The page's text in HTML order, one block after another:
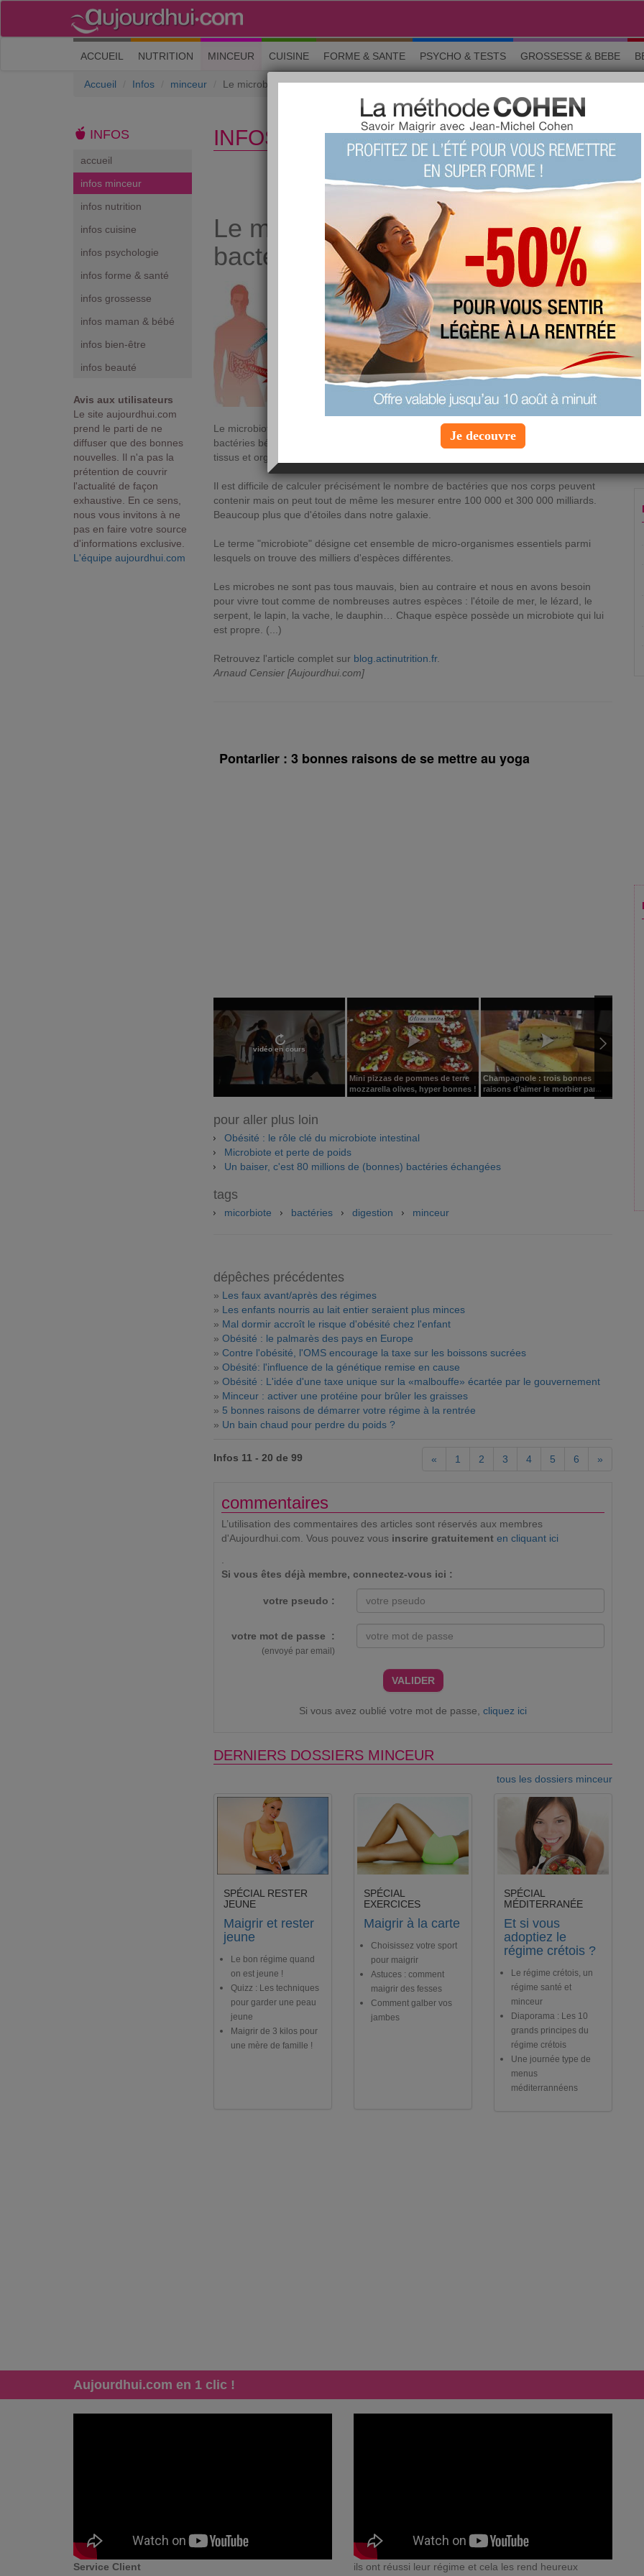
ACCUEIL (current)
NUTRITION MINCEUR CUISINE FORME & SANTE PSYCHO & TESTS GROSSESSE & BEBE
Accueil Infos minceur Le microbiotes : vive les bonnes bactéries
INFOS
accueil
infos minceur
infos nutrition
infos cuisine
infos psychologie
infos forme & santé
infos grossesse
infos maman & bébé
infos bien-être
infos beauté
Avis aux utilisateurs
Le site aujourdhui.com
prend le parti de ne
diffuser que des bonnes
nouvelles. Il n'a pas la
prétention de couvrir
l'actualité de façon
exhaustive. En ce sens,
nous vous invitons à ne
pas en faire votre source
d'informations exclusive.
L'équipe aujourdhui.com
INFOS MINCEUR
Le microbiotes : vive les bonnes
bactéries
Il existe en nous un organe informe, composé
non pas d'unités cellulaires mais de….
bactéries. Et la "santé" de ces bactéries est
indispensable à notre équilibre et à notre bien-
être quotidien.
Jeudi 16 novembre 2017 à 12:25 |Info
Minceur
Le microbiote d'un individu représente plus de 30 000 milliards de bactéries. Ces
bactéries bénéfiques sont plus nombreuses que les cellules. Leur organisation en
tissus et organes et collabore avec d'autres bactéries, 10 fois plus nombreuses.
Il est difficile de calculer précisément le nombre de bactéries que nos corps peuvent
contenir mais on peut tout de même les mesurer entre 100 000 et 300 000 milliards.
Beaucoup plus que d'étoiles dans notre galaxie.
Le terme "microbiote" désigne cet ensemble de micro-organismes essentiels parmi
lesquels on trouve des milliers d'espèces différentes.
Les microbes ne sont pas tous mauvais, bien au contraire et nous en avons besoin
pour vivre tout comme de nombreuses autres espèces : l'étoile de mer, le lézard, le
serpent, le lapin, la vache, le dauphin… Chaque espèce possède un microbiote qui lui
est propre. (...)
Retrouvez l'article complet sur blog.actinutrition.fr.
Arnaud Censier [Aujourdhui.com]
Pontarlier : 3 bonnes raisons de se mettre au yoga
vidéo en cours
Mini pizzas de pommes de terre
mozzarella olives, hyper bonnes !
Champagnole : trois bonnes
raisons d’aimer le morbier par...
pour aller plus loin
Obésité : le rôle clé du microbiote intestinal
Microbiote et perte de poids
Un baiser, c'est 80 millions de (bonnes) bactéries échangées
tags
micorbiote bactéries digestion minceur
dépêches précédentes
» Les faux avant/après des régimes
» Les enfants nourris au lait entier seraient plus minces
» Mal dormir accroît le risque d'obésité chez l'enfant
» Obésité : le palmarès des pays en Europe
» Contre l'obésité, l'OMS encourage la taxe sur les boissons sucrées
» Obésité: l'influence de la génétique remise en cause
» Obésité : L'idée d'une taxe unique sur la «malbouffe» écartée par le gouvernement
» Minceur : activer une protéine pour brûler les graisses
» 5 bonnes raisons de démarrer votre régime à la rentrée
» Un bain chaud pour perdre du poids ?
Infos 11 - 20 de 99 « 1 2 3 4 5 6 »
commentaires
L’utilisation des commentaires des articles sont réservés aux membres
d'Aujourdhui.com. Vous pouvez vous inscrire gratuitement en cliquant ici
Si vous êtes déjà membre, connectez-vous ici :
votre pseudo :
votre mot de passe :
(envoyé par email)
VALIDER
Si vous avez oublié votre mot de passe, cliquez ici
DERNIERS DOSSIERS MINCEUR
tous les dossiers minceur
SPÉCIAL RESTER
JEUNE
Maigrir et rester
jeune
Le bon régime quand
on est jeune !
Quizz : Les techniques
pour garder une peau
jeune
Maigrir de 3 kilos pour
une mère de famille !
SPÉCIAL
EXERCICES
Maigrir à la carte
Choisissez votre sport
pour maigrir
Astuces : comment
maigrir des fesses
Comment galber vos
jambes
SPÉCIAL
MÉDITERRANÉE
Et si vous
adoptiez le
régime crétois ?
Le régime crétois, un
régime santé et
minceur
Diaporama : Les 10
grands principes du
régime crétois
Une journée type de
menus
méditerrannéens
Aujourdhui.com en 1 clic !
Service Client
ils ont réussi leur régime et cela les rend heureux
Je decouvre